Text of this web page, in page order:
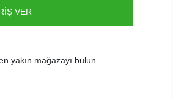
VER
yakın mağazayı bulun.